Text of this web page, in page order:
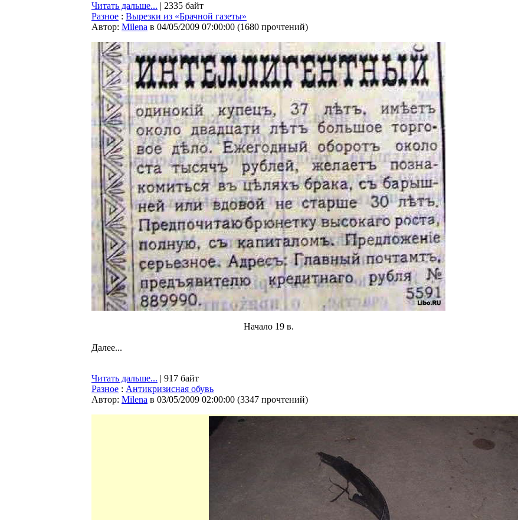
Читать дальше... | 2335 байт
Разное : Вырезки из «Брачной газеты»
Автор: Milena в 04/05/2009 07:00:00 (1680 прочтений)
Начало 19 в.
Далее...
Читать дальше... | 917 байт
Разное : Антикризисная обувь
Автор: Milena в 03/05/2009 02:00:00 (3347 прочтений)